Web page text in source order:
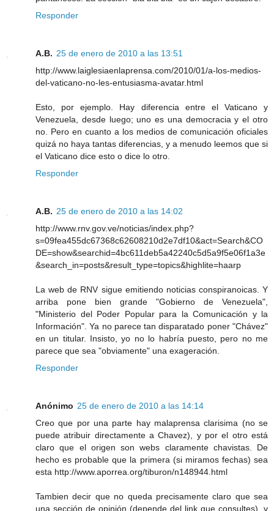
Responder
A.B. 25 de enero de 2010 a las 13:51
http://www.laiglesiaenlaprensa.com/2010/01/a-los-medios-
del-vaticano-no-les-entusiasma-avatar.html
Esto, por ejemplo. Hay diferencia entre el Vaticano y
Venezuela, desde luego; uno es una democracia y el otro
no. Pero en cuanto a los medios de comunicación oficiales
quizá no haya tantas diferencias, y a menudo leemos que si
el Vaticano dice esto o dice lo otro.
Responder
A.B. 25 de enero de 2010 a las 14:02
http://www.rnv.gov.ve/noticias/index.php?
s=09fea455dc67368c62608210d2e7df10&act=Search&CO
DE=show&searchid=4bc611deb5a42240c5d5a9f5e06f1a3e
&search_in=posts&result_type=topics&highlite=haarp
La web de RNV sigue emitiendo noticias conspiranoicas. Y
arriba pone bien grande "Gobierno de Venezuela",
"Ministerio del Poder Popular para la Comunicación y la
Información". Ya no parece tan disparatado poner "Chávez"
en un titular. Insisto, yo no lo habría puesto, pero no me
parece que sea "obviamente" una exageración.
Responder
Anónimo 25 de enero de 2010 a las 14:14
Creo que por una parte hay malaprensa clarisima (no se
puede atribuir directamente a Chavez), y por el otro está
claro que el origen son webs claramente chavistas. De
hecho es probable que la primera (si miramos fechas) sea
esta http://www.aporrea.org/tiburon/n148944.html
Tambien decir que no queda precisamente claro que sea
una sección de opinión (depende del link que consultes), y